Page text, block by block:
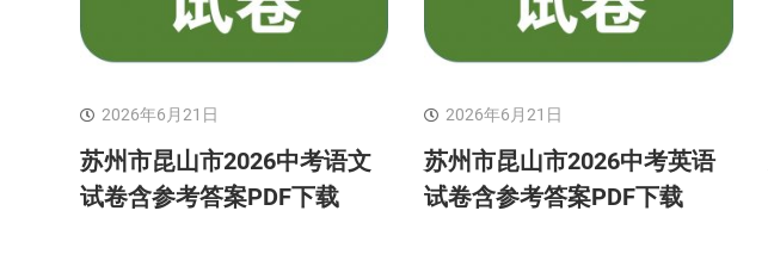
2026年6月21日
苏州市昆山市2026中考语文
试卷含参考答案PDF下载
2026年6月21日
苏州市昆山市2026中考英语
试卷含参考答案PDF下载